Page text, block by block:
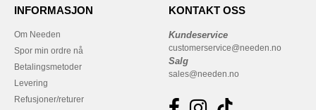
INFORMASJON
Om Needen
Spor min ordre nå
Betalingsmetoder
Levering
Refusjoner/returer
KONTAKT OSS
Kundeservice
customerservice@needen.no
Salg
sales@needen.no